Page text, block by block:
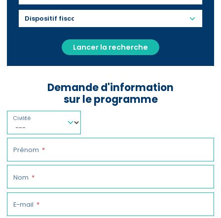
Lancer la recherche
Demande d'information
sur le programme
Civilité
Prénom
Nom
E-mail